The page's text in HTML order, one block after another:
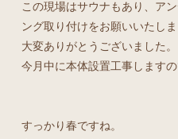
この現場はサウナもあり、ア
ング取り付けをお願いいたしま
大変ありがとうございました。
今月中に本体設置工事します
すっかり春ですね。